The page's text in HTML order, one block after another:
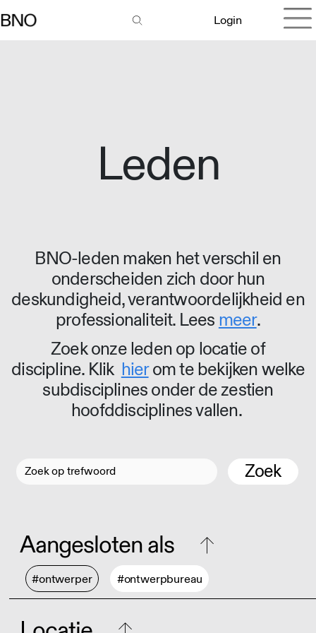
Login
Leden
BNO-leden maken het verschil en
onderscheiden zich door hun
deskundigheid, verantwoordelijkheid en
professionaliteit. Lees meer.
Zoek onze leden op locatie of
discipline. Klik hierom te bekijken welke
subdisciplines onder de zestien
hoofddisciplines vallen.
Zoek
Aangesloten als
#ontwerper #ontwerpbureau